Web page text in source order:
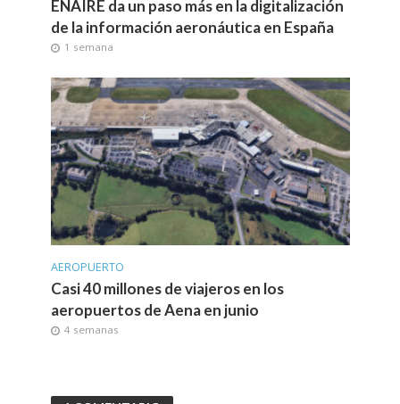
ENAIRE da un paso más en la digitalización
de la información aeronáutica en España
1 semana
AEROPUERTO
Casi 40 millones de viajeros en los
aeropuertos de Aena en junio
4 semanas